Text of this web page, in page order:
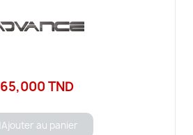
65,000 TND
Ajouter au panier